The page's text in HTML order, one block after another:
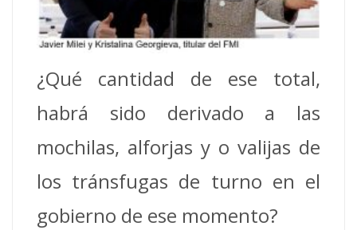
¿Qué cantidad de ese total,
habrá sido derivado a las
mochilas, alforjas y o valijas de
los tránsfugas de turno en el
gobierno de ese momento?